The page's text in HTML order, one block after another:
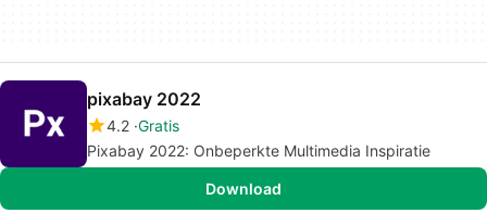
pixabay 2022
4.2 Gratis
Pixabay 2022: Onbeperkte Multimedia Inspiratie
Download